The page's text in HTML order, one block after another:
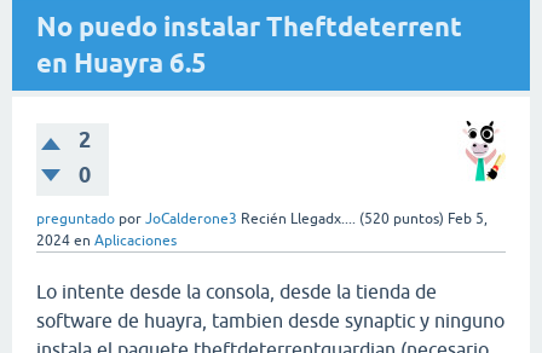
No puedo instalar Theftdeterrent
en Huayra 6.5
2
0
preguntado por JoCalderone3 Recién Llegadx.... (520 puntos) Feb 5,
2024 en Aplicaciones
Lo intente desde la consola, desde la tienda de
software de huayra, tambien desde synaptic y ninguno